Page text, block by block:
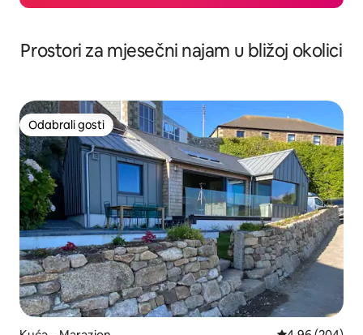
Prostori za mjesečni najam u bližoj okolici
Odabrali gosti
Odabrali gosti